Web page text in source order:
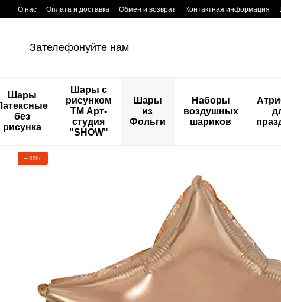
Перейти к основному контенту
О нас Оплата и доставка Обмен и возврат Контактная информация
Зателефонуйте нам
Шары
без
рисунка
Шары с
рисунком
ТМ Арт-
студия
"SHOW"
Шары
из
Фольги
Наборы
воздушных
шариков
−20%